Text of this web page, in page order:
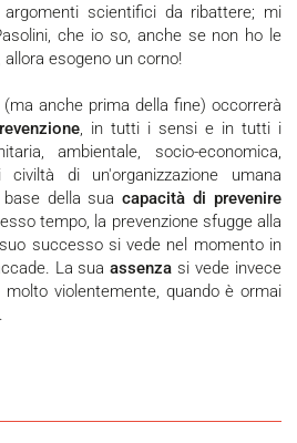
scientifici da ribattere; mi
che io so, anche se non ho le
allora esogeno un corno!
, in tutti i sensi e in tutti i
ambientale, socio-economica,
di un'organizzazione umana
base della suacapacità di prevenire
tempo, la prevenzione sfugge alla
successo si vede nel momento in
La suaassenza si vede invece
violentemente, quando è ormai